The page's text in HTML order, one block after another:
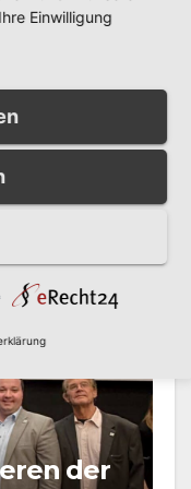
der
Einwilligung